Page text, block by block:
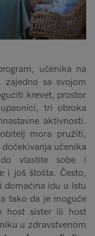
učenika na
sa svojom
krevet, prostor
tri obroka
aktivnosti.
mora pružiti,
učenika
vlastite sobe i
i još štošta. Često,
domaćina idu u istu
tako da je moguće
host sister ili host
u zdravstvenom